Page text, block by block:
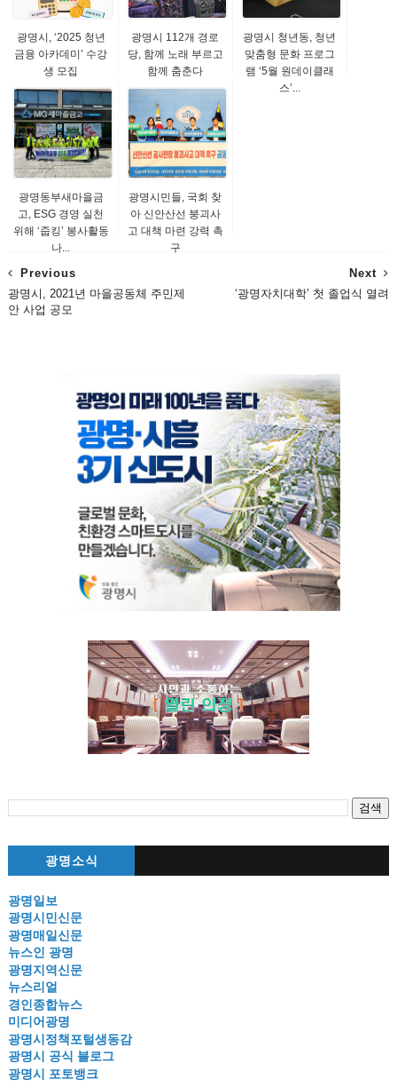
광명시, ‘2025 청년
금융 아카데미’ 수강
생 모집
광명시 112개 경로
당, 함께 노래 부르고
함께 춤춘다
광명시 청년동, 청년
맞춤형 문화 프로그
램 ‘5월 원데이클래
스’...
광명동부새마을금
고, ESG 경영 실천
위해 ‘줍킹’ 봉사활동
나...
광명시민들, 국회 찾
아 신안산선 붕괴사
고 대책 마련 강력 촉
구
Next
‘광명자치대학’ 첫 졸업식 열려
Previous
광명시, 2021년 마을공동체 주민제
안 사업 공모
광명소식
광명일보
광명시민신문
광명매일신문
뉴스인 광명
광명지역신문
뉴스리얼
경인종합뉴스
미디어광명
광명시정책포털생동감
광명시 공식 블로그
광명시 포토뱅크